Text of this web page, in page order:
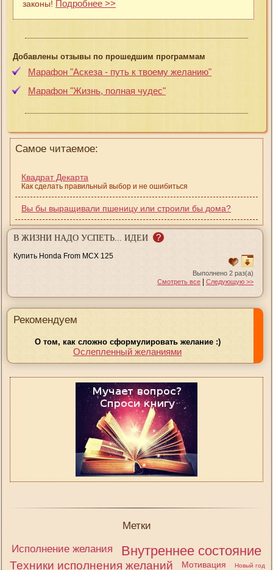
законы! Подробнее >>
Добавлены отзывы по прошедшим программам
Марафон "Аскеза - путь к твоему желанию"
Марафон "Жизнь, полная чудес"
Самое читаемое:
Квадрат Декарта
Как сделать правильный выбор и не ошибиться
Вы бы выращивали пшеницу или строили бы дома?
В ЖИЗНИ НАДО УСПЕТЬ... ИДЕИ ?
Купить Honda From MCX 125
Выполнено 2 раз(а)
Смотреть все | Следующую >>
Рекомендуем
О том, как сложно сформулировать желание :)
Ослепленный желаниями
Метки
Исполнение желания
Внутреннее состояние
Техники исполнения желаний Мотивация Новый год